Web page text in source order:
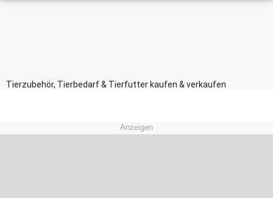
Tierzubehör, Tierbedarf & Tierfutter kaufen & verkaufen
Anzeigen